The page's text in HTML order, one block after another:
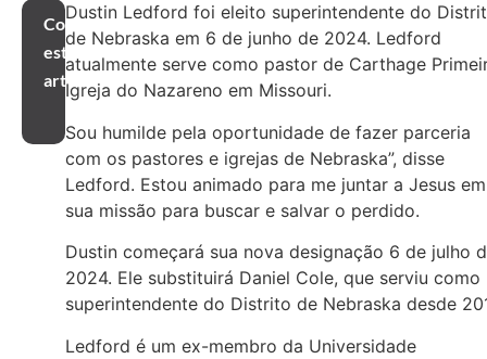
Compartilhar
este
artigo
Dustin Ledford foi eleito superintendente do
de Nebraska em 6 de junho de 2024. Ledford
atualmente serve como pastor de Carthage
Igreja do Nazareno em Missouri.
Sou humilde pela oportunidade de fazer parceria
com os pastores e igrejas de Nebraska”, disse
Ledford. Estou animado para me juntar a Jesus em
sua missão para buscar e salvar o perdido.
Dustin começará sua nova designação 6 de julho
2024. Ele substituirá Daniel Cole, que serviu como
superintendente do Distrito de Nebraska desde
Ledford é um ex-membro da Universidade